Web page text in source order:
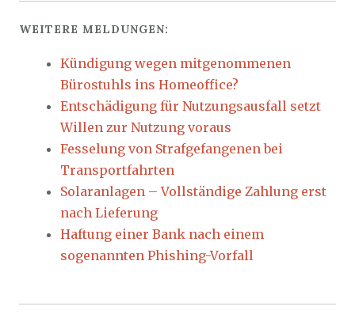
WEITERE MELDUNGEN:
Kündigung wegen mitgenommenen
Bürostuhls ins Homeoffice?
Entschädigung für Nutzungsausfall setzt
Willen zur Nutzung voraus
Fesselung von Strafgefangenen bei
Transportfahrten
Solaranlagen – Vollständige Zahlung erst
nach Lieferung
Haftung einer Bank nach einem
sogenannten Phishing-Vorfall